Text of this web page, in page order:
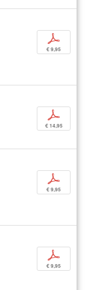
p
€ 9,95
p
€ 14,95
p
€ 9,95
p
€ 9,95